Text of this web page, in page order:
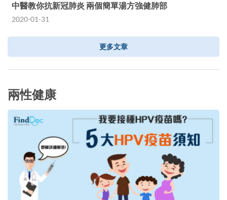
中醫教你抗新冠肺炎 兩個簡單湯方強健肺部
2020-01-31
更多文章
兩性健康